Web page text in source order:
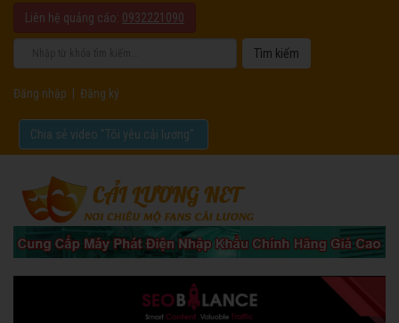
Liên hệ quảng cáo: 0932221090
Đăng nhập Đăng ký
Chia sẻ video "Tôi yêu cải lương".